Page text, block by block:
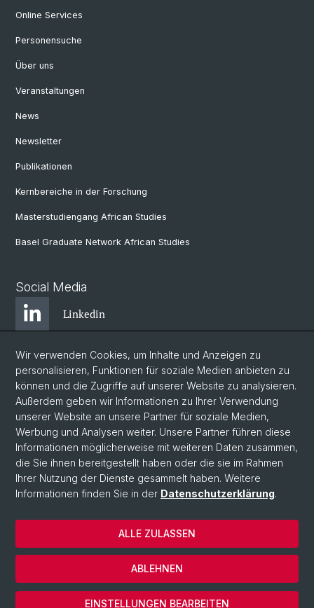
Online Services
Personensuche
Über uns
Veranstaltungen
News
Newsletter
Publikationen
Kernbereiche in der Forschung
Masterstudiengang African Studies
Basel Graduate Network African Studies
Social Media
Linkedin
Bluesky
Instagram
Facebook
© Universität Basel
Zentrum für Afrikastudien Basel
Datenschutzerklärung
Wir verwenden Cookies, um Inhalte und Anzeigen zu
personalisieren, Funktionen für soziale Medien anbieten zu
können und die Zugriffe auf unserer Website zu analysieren.
Außerdem geben wir Informationen zu Ihrer Verwendung
unserer Website an unsere Partner für soziale Medien,
Werbung und Analysen weiter. Unsere Partner führen diese
Informationen möglicherweise mit weiteren Daten zusammen,
die Sie ihnen bereitgestellt haben oder die sie im Rahmen
Ihrer Nutzung der Dienste gesammelt haben. Weitere
Informationen finden Sie in der Datenschutzerklärung.
EINSTELLUNGEN BEARBEITEN
ABLEHNEN
ALLE ZULASSEN